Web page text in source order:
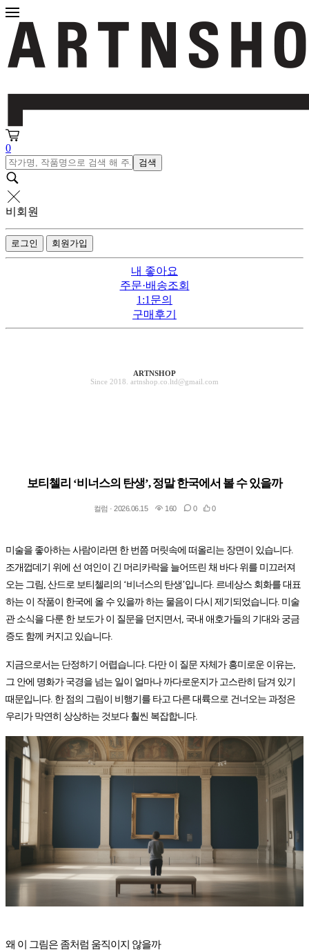
0
검색
비회원
로그인 회원가입
내 좋아요
주문·배송조회
1:1문의
구매후기
ARTNSHOP
Since 2018. artnshop.co.ltd@gmail.com
보티첼리 ‘비너스의 탄생’, 정말 한국에서 볼 수 있을까
컬럼 · 2026.06.15 160 0 0
미술을 좋아하는 사람이라면 한 번쯤 머릿속에 떠올리는 장면이 있습니다.
조개껍데기 위에 선 여인이 긴 머리카락을 늘어뜨린 채 바다 위를 미끄러져
오는 그림, 산드로 보티첼리의 ‘비너스의 탄생’입니다. 르네상스 회화를 대표
하는 이 작품이 한국에 올 수 있을까 하는 물음이 다시 제기되었습니다. 미술
관 소식을 다룬 한 보도가 이 질문을 던지면서, 국내 애호가들의 기대와 궁금
증도 함께 커지고 있습니다.
지금으로서는 단정하기 어렵습니다. 다만 이 질문 자체가 흥미로운 이유는,
그 안에 명화가 국경을 넘는 일이 얼마나 까다로운지가 고스란히 담겨 있기
때문입니다. 한 점의 그림이 비행기를 타고 다른 대륙으로 건너오는 과정은
우리가 막연히 상상하는 것보다 훨씬 복잡합니다.
왜 이 그림은 좀처럼 움직이지 않을까